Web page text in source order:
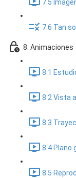
7.5
7.6 Tan
8. Animaciones
8.1
8.2 Vista
8.3
8.4 Plano
8.5